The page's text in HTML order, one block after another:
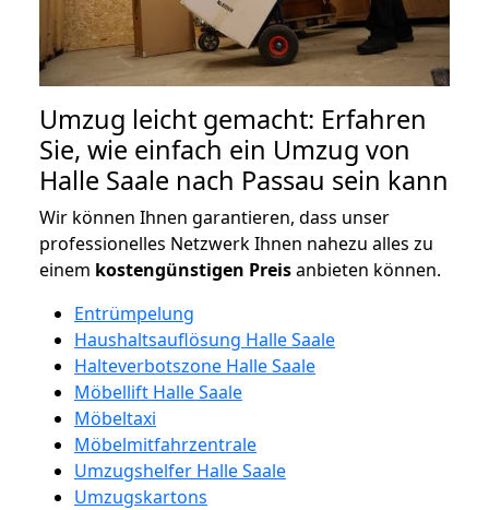
Umzug leicht gemacht: Erfahren
Sie, wie einfach ein Umzug von
Halle Saale nach Passau sein kann
Wir können Ihnen garantieren, dass unser
professionelles Netzwerk Ihnen nahezu alles zu
einem kostengünstigen Preisanbieten können.
Entrümpelung
Haushaltsauflösung Halle Saale
Halteverbotszone Halle Saale
Möbellift Halle Saale
Möbeltaxi
Möbelmitfahrzentrale
Umzugshelfer Halle Saale
Umzugskartons